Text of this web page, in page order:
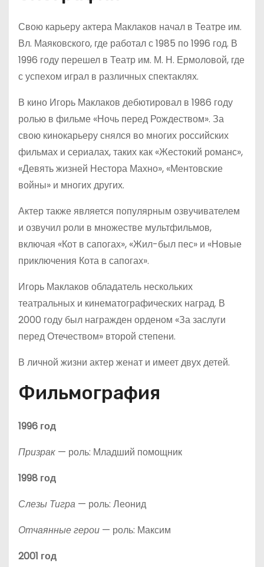
Свою карьеру актера Маклаков начал в Театре им.
Вл. Маяковского, где работал с 1985 по 1996 год. В
1996 году перешел в Театр им. М. Н. Ермоловой, где
с успехом играл в различных спектаклях.
В кино Игорь Маклаков дебютировал в 1986 году
ролью в фильме «Ночь перед Рождеством». За
свою кинокарьеру снялся во многих российских
фильмах и сериалах, таких как «Жестокий романс»,
«Девять жизней Нестора Махно», «Ментовские
войны» и многих других.
Актер также является популярным озвучивателем
и озвучил роли в множестве мультфильмов,
включая «Кот в сапогах», «Жил-был пес» и «Новые
приключения Кота в сапогах».
Игорь Маклаков обладатель нескольких
театральных и кинематографических наград. В
2000 году был награжден орденом «За заслуги
перед Отечеством» второй степени.
В личной жизни актер женат и имеет двух детей.
Фильмография
1996 год
Призрак — роль: Младший помощник
1998 год
Слезы Тигра — роль: Леонид
Отчаянные герои — роль: Максим
2001 год